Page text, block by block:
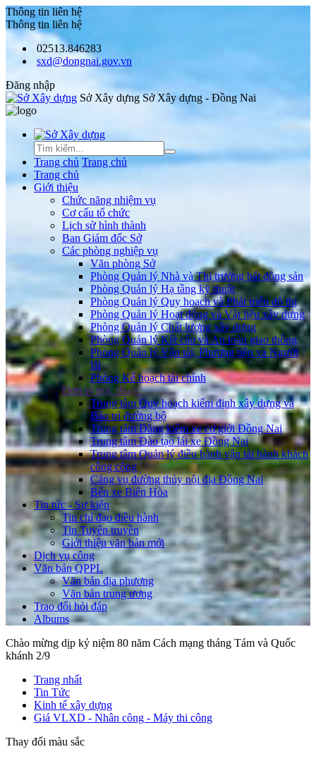
Thông tin liên hệ
Thông tin liên hệ
02513.846283
sxd@dongnai.gov.vn
Đăng nhập
Sở Xây dựng Sở Xây dựng - Đồng Nai
Trang chủ Trang chủ
Trang chủ
Giới thiệu
Chức năng nhiệm vụ
Cơ cấu tổ chức
Lịch sử hình thành
Ban Giám đốc Sở
Các phòng nghiệp vụ
Văn phòng Sở
Phòng Quản lý Nhà và Thị trường bất động sản
Phòng Quản lý Hạ tầng kỹ thuật
Phòng Quản lý Quy hoạch và Phát triển đô thị
Phòng Quản lý Hoạt động và Vật liệu xây dựng
Phòng Quản lý Chất lượng xây dựng
Phòng Quản lý Kết cấu và An toàn giao thông
Phòng Quản lý Vận tải, Phương tiện và Người
lái
Phòng Kế hoạch tài chính
Đơn vị trực thuộc
Trung tâm Quy hoạch kiểm định xây dựng và
Bảo trì đường bộ
Trung tâm Đăng kiểm xe cơ giới Đồng Nai
Trung tâm Đào tạo lái xe Đồng Nai
Trung tâm Quản lý điều hành vận tải hành khách
công cộng
Cảng vụ đường thủy nội địa Đồng Nai
Bến xe Biên Hòa
Tin tức - Sự kiện
Tin chỉ đạo điều hành
Tin Tuyên truyền
Giới thiệu văn bản mới
Dịch vụ công
Văn bản QPPL
Văn bản địa phương
Văn bản trung ương
Trao đổi hỏi đáp
Albums
Chào mừng dịp kỷ niệm 80 năm Cách mạng tháng Tám và Quốc
khánh 2/9
Trang nhất
Tin Tức
Kinh tế xây dựng
Giá VLXD - Nhân công - Máy thi công
Thay đổi màu sắc